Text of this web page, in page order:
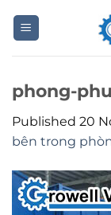
phong-
Published 20
bên trong